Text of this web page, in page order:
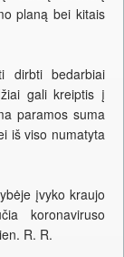
planą bei kitais
dirbti bedarbiai
gali kreiptis į
paramos suma
iš viso numatyta
įvyko kraujo
koronaviruso
R. R.